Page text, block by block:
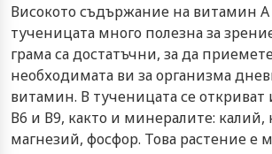
Високото съдържание на витамин
тученицата много полезна за
грама са достатъчни, за да
необходимата ви за организма
витамин. В тученицата се
В6 и В9, както и минералите: калий,
магнезий, фосфор. Това растение е